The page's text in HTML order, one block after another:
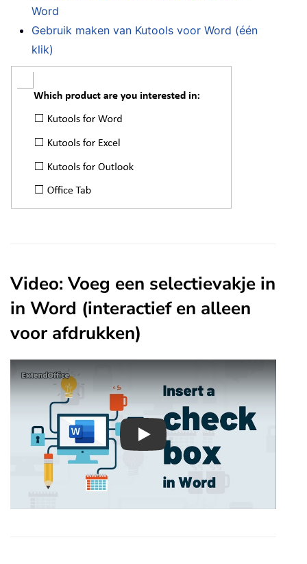
Word
Gebruik maken van Kutools voor Word (één
klik)
Video: Voeg een selectievakje in
in Word (interactief en alleen
voor afdrukken)
Play